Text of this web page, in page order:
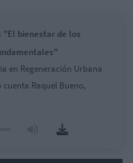
"El bienestar de los
en Regeneración Urbana
Raquel Bueno,